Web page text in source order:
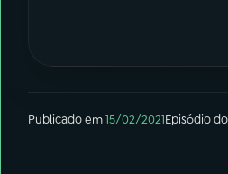
Publicado em15/02/2021Episódio